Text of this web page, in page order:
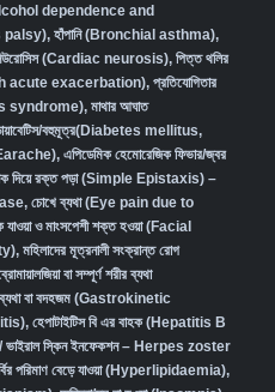
dependence and
palsy), হাঁপানি (Bronchial asthma),
নিউরোসিস (Cardiac neurosis), পিত্ত থলির
acute exacerbation), প্রতিযোগিতার
syndrome), মাথার আঘাত
বহুমূত্র(Diabetes mellitus,
, এপিডেমিক হেমোরেজিক ফিভার/জ্বর
দিয়ে রক্ত পড়া (Simple Epistaxis) –
, চোখে ব্যথা (Eye pain due to
যাওয়া ও মাংসপেশী শক্ত হওয়া (Facial
, মহিলাদের মূত্রনালী সংক্রান্ত রোগ
বা সম্পূর্ণ শরীর ব্যথা
ব্যথা বা বদহজম (Gastrokinetic
, হেপাটাইটিস বি এর বাহক (Hepatitis B
/ ভাইরাল স্কিন ইনফেকশন – Herpes zoster
পরিমাণ বেড়ে যাওয়া (Hyperlipidaemia),